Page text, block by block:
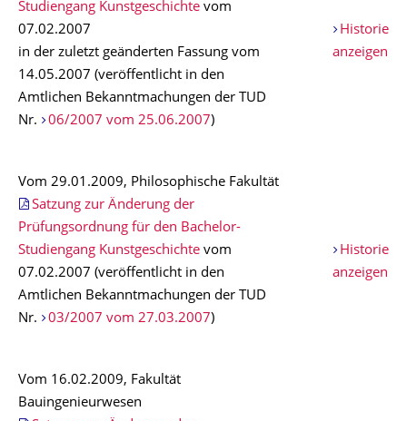
Studiengang Kunstgeschichte vom
07.02.2007
in der zuletzt geänderten Fassung vom
14.05.2007 (veröffentlicht in den
Amtlichen Bekanntmachungen der TUD
Nr.
06/2007 vom 25.06.2007)
Historie
anzeigen
Vom 29.01.2009, Philosophische Fakultät
Satzung zur Änderung der
Prüfungsordnung für den Bachelor-
Studiengang Kunstgeschichte vom
07.02.2007 (veröffentlicht in den
Amtlichen Bekanntmachungen der TUD
Nr.
03/2007 vom 27.03.2007)
Historie
anzeigen
Vom 16.02.2009, Fakultät
Bauingenieurwesen